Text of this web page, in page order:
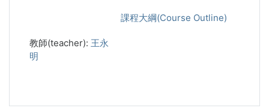
課程大綱(Course Outline)
教師(teacher): 王永
明